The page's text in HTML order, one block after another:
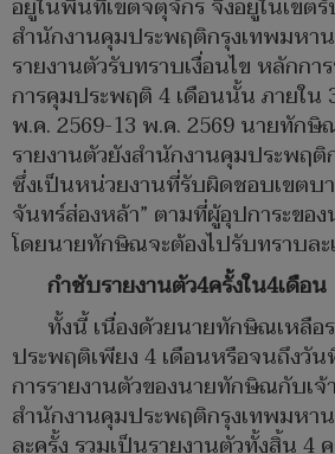
อยู่ในพื้นที่เขตจตุจักร จึงอยู่ในเขต
สำนักงานคุมประพฤติกรุงเทพมหา
รายงานตัวรับทราบเงื่อนไข หลักก
การคุมประพฤติ 4 เดือนนั้น ภายใ
พ.ค. 2569-13 พ.ค. 2569 นายทักษิ
รายงานตัวยังสำนักงานคุมประพฤ
ซึ่งเป็นหน่วยงานที่รับผิดชอบเขตบ
จันทร์ส่องหล้า” ตามที่ผู้อุปการะขอ
โดยนายทักษิณจะต้องไปรับทราบล
กำชับรายงานตัว4ครั้งใน4เดือน
ทั้งนี้ เนื่องด้วยนายทักษิณเหลือร
ประพฤติเพียง 4 เดือนหรือจนถึงวั
การรายงานตัวของนายทักษิณกับเ
สำนักงานคุมประพฤติกรุงเทพมหา
ละครั้ง รวมเป็นรายงานตัวทั้งสิ้น 4